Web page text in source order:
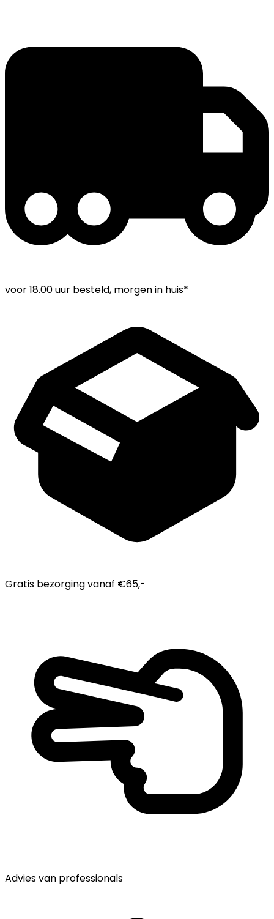
voor18.00 uur besteld, morgen in huis*
Gratis bezorgingvanaf €65,-
Advies van professionals